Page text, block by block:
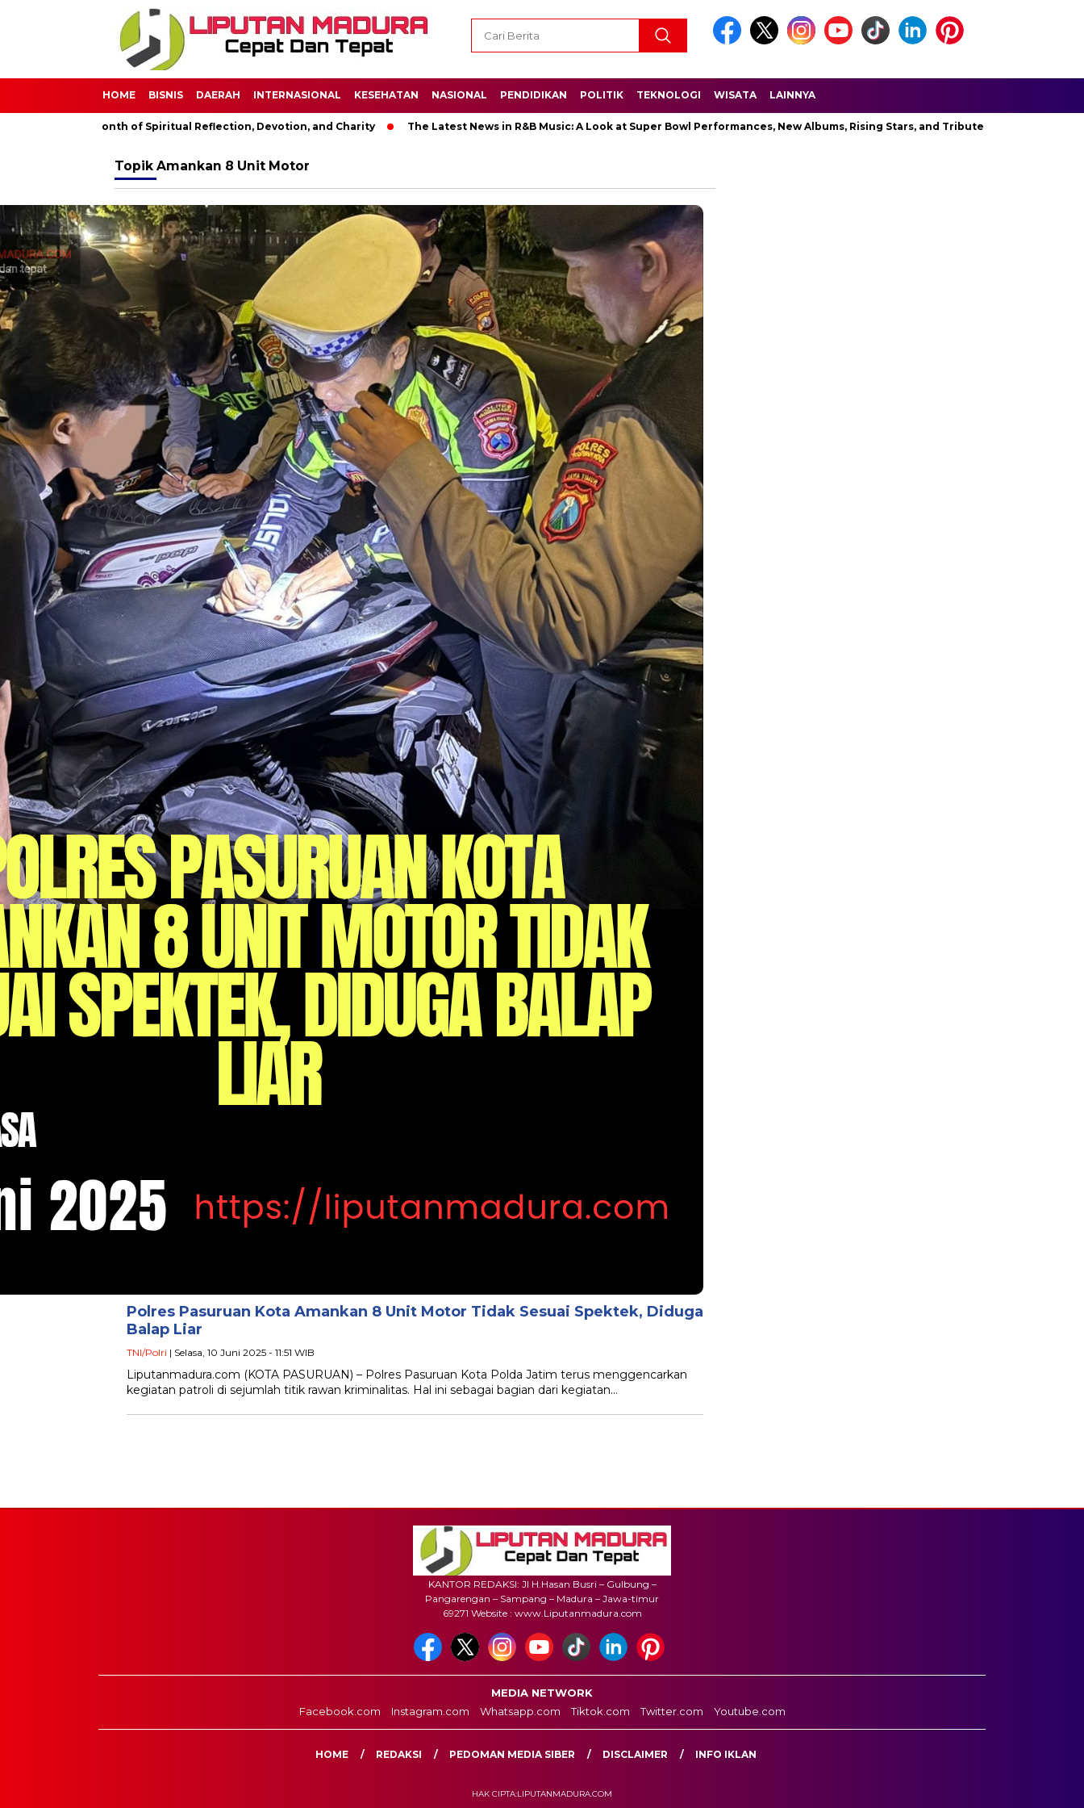
HOME BISNIS DAERAH INTERNASIONAL KESEHATAN NASIONAL PENDIDIKAN POLITIK TEKNOLOGI WISATA LAINNYA
A Month of Spiritual Reflection, Devotion, and Charity The Latest News in R&B Music: A Look at Super Bowl Performances, New Albums, Rising Stars, and Tribute to Aaliyah
Topik Amankan 8 Unit Motor
Polres Pasuruan Kota Amankan 8 Unit Motor Tidak Sesuai Spektek, Diduga
Balap Liar
TNI/Polri | Selasa, 10 Juni 2025 - 11:51 WIB
Liputanmadura.com (KOTA PASURUAN) – Polres Pasuruan Kota Polda Jatim terus menggencarkan
kegiatan patroli di sejumlah titik rawan kriminalitas. Hal ini sebagai bagian dari kegiatan…
KANTOR REDAKSI: Jl H.Hasan Busri – Gulbung –
Pangarengan – Sampang – Madura – Jawa-timur
69271 Website : www.Liputanmadura.com
MEDIA NETWORK
Facebook.com
Instagram.com Whatsapp.com Tiktok.com Twitter.com Youtube.com
HOME REDAKSI PEDOMAN MEDIA SIBER DISCLAIMER INFO IKLAN
HAK CIPTA:LIPUTANMADURA.COM